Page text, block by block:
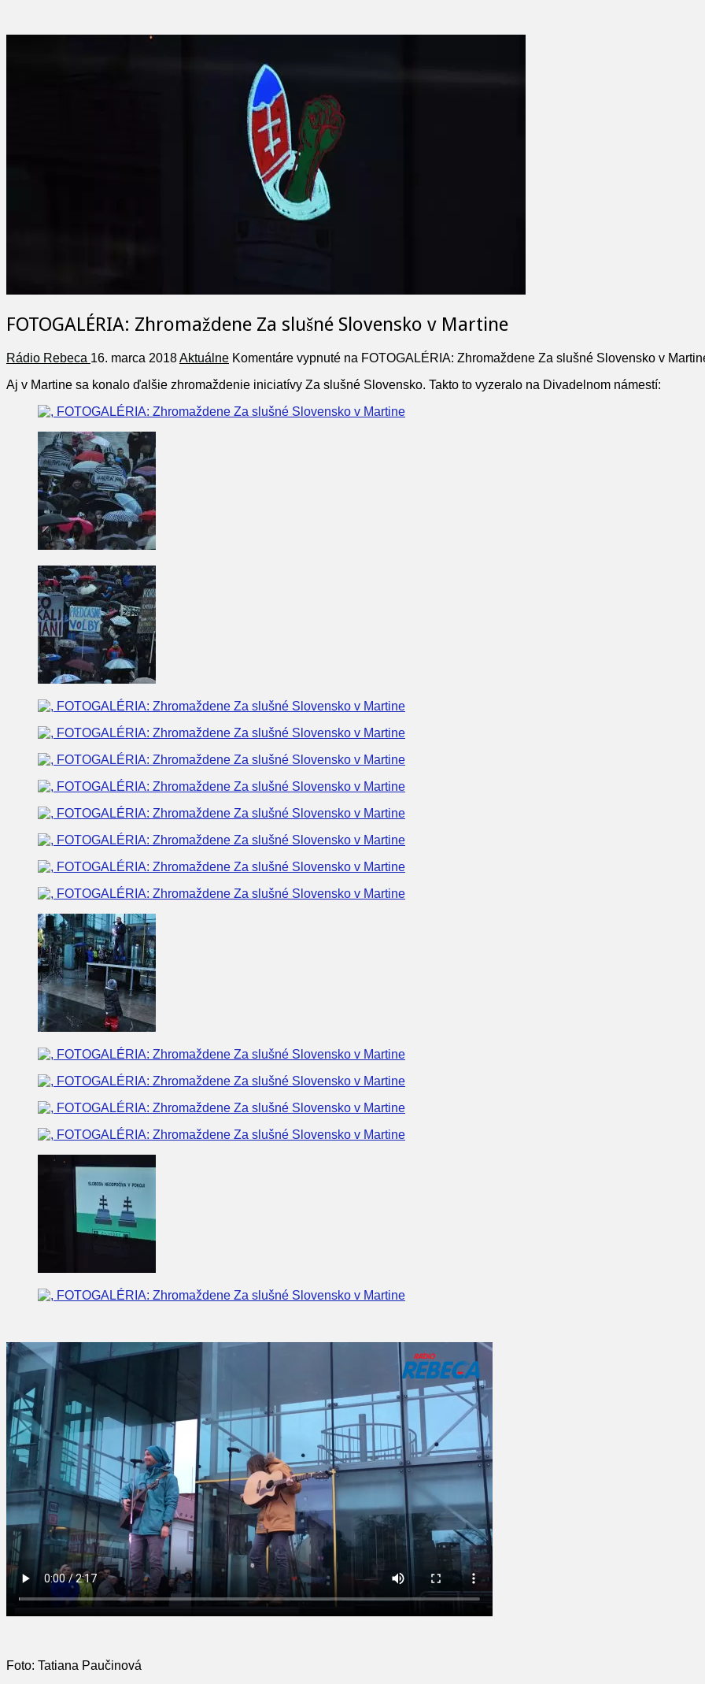
FOTOGALÉRIA: Zhromaždene Za slušné Slovensko v Martine
Rádio Rebeca 16. marca 2018Aktuálne Komentáre vypnuté na FOTOGALÉRIA: Zhromaždene Za slušné Slovensko v
Aj v Martine sa konalo ďalšie zhromaždenie iniciatívy Za slušné Slovensko. Takto to vyzeralo na Divadelnom námestí:
Foto: Tatiana Paučinová